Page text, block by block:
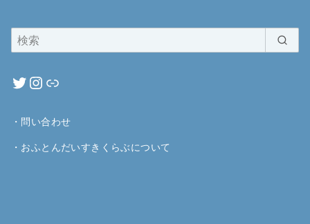
・ 問い合わせ
・ おふとんだいすきくらぶについて